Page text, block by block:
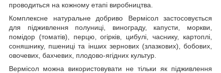
проводиться на кожному етапі виробництва.
Комплексне натуральне добриво Вермісол застосовується
для підживлення полуниці, винограду, капусти, моркви,
помідор (томатів), перцю, огірків, цибулі, часнику, картоплі,
соняшнику, пшениці та інших зернових (злазкових), бобових,
овочевих, бахчевих, плодово-ягідних культур.
Вермісол можна використовувати не тільки як підживлення